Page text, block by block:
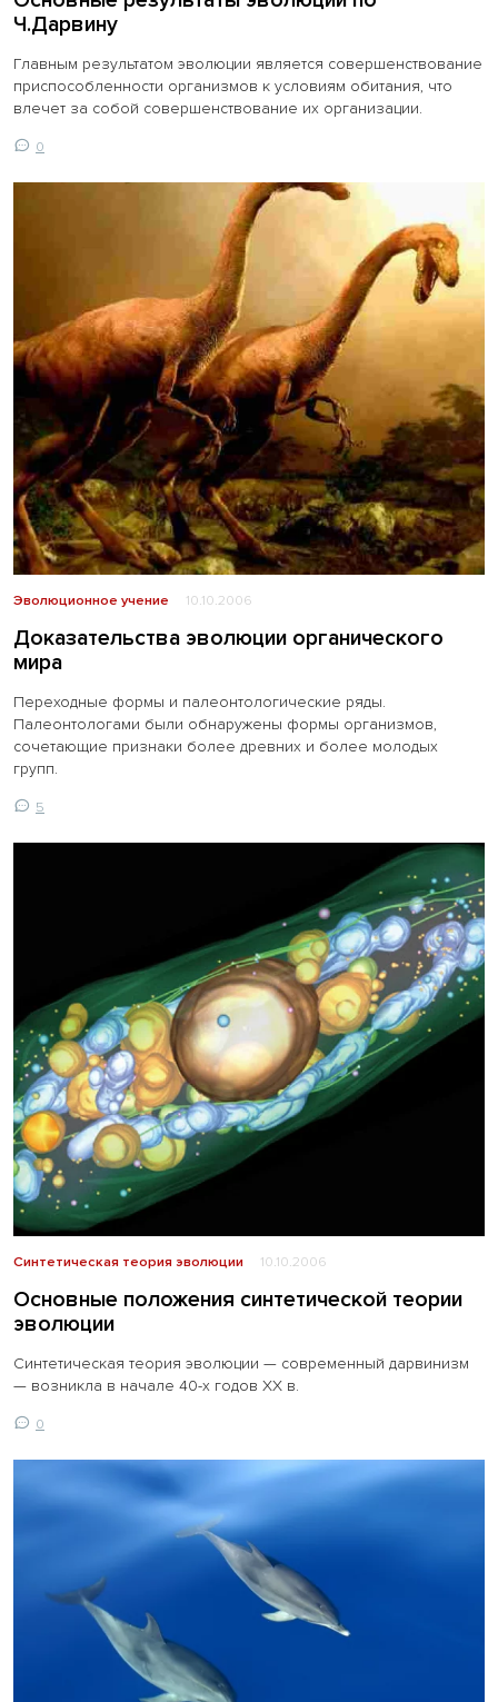
Ч.Дарвину
Главным результатом эволюции является совершенствование
приспособленности организмов к условиям обитания, что
влечет за собой совершенствование их организации.
0
Эволюционное учение 10.10.2006
Доказательства эволюции органического
мира
Переходные формы и палеонтологические ряды.
Палеонтологами были обнаружены формы организмов,
сочетающие признаки более древних и более молодых
групп.
5
Синтетическая теория эволюции 10.10.2006
Основные положения синтетической теории
эволюции
Синтетическая теория эволюции — современный дарвинизм
— возникла в начале 40-х годов XX в.
0